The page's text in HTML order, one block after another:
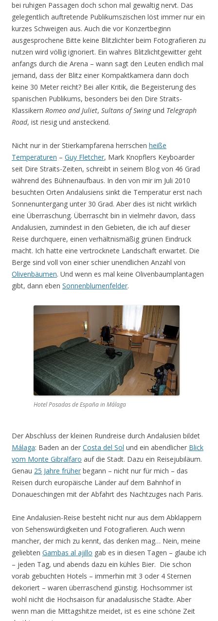
bei ruhigen Passagen doch schon mal gewaltig nervt. Das
gelegentlich auftretende Publikumszischen löst immer nur ein
kurzes Schweigen aus. Auch die vor Konzertbeginn
ausgesprochene Bitte keine Blitzlichter beim Fotografieren zu
nutzen wird völlig ignoriert. Ein wahres Blitzlichtgewitter geht
anfangs durch die Arena – wann sagt den Leuten endlich mal
jemand, dass der Blitz einer Kompaktkamera dann doch
keine 30 Meter reicht? Bei aller Kritik, die Begeisterung des
spanischen Publikums, besonders bei den Dire Straits-
Klassikern Romeo and Juliet, Sultans of Swingund Telegraph
Road, ist riesig und ansteckend.
Nicht nur in der Stierkampfarena herrschen heiße
Temperaturen – Guy Fletcher, Mark Knopflers Keyboarder
seit Dire Straits-Zeiten, schreibt in seinem Blog von 46 Grad
während des Bühnenaufbaus. In den von mir im Juli 2010
besuchten Orten Andalusiens sinkt die Temperatur erst nach
Sonnenuntergang unter 30 Grad. Aber dies ist nicht wirklich
eine Überraschung. Überrascht bin in vielmehr davon, dass
Andalusien, zumindest in den Gebieten, die ich auf dieser
Reise durchquere, einen verhältnismäßig grünen Eindruck
macht. Ich hatte eine vertrocknete Landschaft erwartet. Die
Berge sind voll von einer schier unendlichen Anzahl von
Olivenbäumen. Und wenn es mal keine Olivenbaumplantagen
gibt, dann eben Sonnenblumenfelder.
Hotel Posadas de España in Málaga
Der Abschluss der kleinen Rundreise durch Andalusien bildet
Málaga: Baden an der Costa del Sol und ein abendlicher Blick
vom Monte Gibralfaro auf die Stadt. Dazu ein Reisejubiläum.
Genau 25 Jahre früher begann – nicht nur für mich – das
Reisen durch europäische Länder auf dem Bahnhof in
Donaueschingen mit der Abfahrt des Nachtzuges nach Paris.
Eine Andalusien-Reise besteht nicht nur aus dem Abklappern
von Sehenswürdigkeiten und Fotografieren. Auch wenn
mancher, der mich zu kennt, das denken mag… Nein, meine
geliebten Gambas al ajillo gab es in diesen Tagen – glaube ich
– jeden Tag, und abends dazu ein kühles Bier. Die schon
vorab gebuchten Hotels – immerhin mit 3 oder 4 Sternen
dekoriert – waren überraschend günstig. Hochsommer ist
wohl nicht die Hochsaison für anadalusische Städte. Aber
wenn man die Mittagshitze meidet, ist es eine schöne Zeit